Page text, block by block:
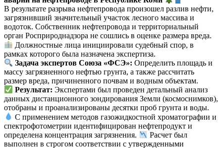
В результате разрыва нефтепровода произошел разлив нефти,
загрязнивший значительный участок лесного массива и
водоток. Собственник нефтепровода и территориальный
орган Росприроднадзора не сошлись в оценке размера вреда.
Должностные лица инициировали судебный спор, в
рамках которого была назначена экспертиза.
Задача экспертов Союза «ФСЭ»: Определить площадь и
массу загрязненного нефтью грунта, а также рассчитать
размер вреда, причиненного почвам и водным объектам.
Результат: Экспертами был проведен детальный анализ
данных дистанционного зондирования Земли (космоснимков),
отобраны и проанализированы десятки проб грунта и воды.
С применением методов газожидкостной хроматографии и
спектрофотометрии идентифицирован нефтепродукт и
определена концентрация загрязнения.
Расчет был
выполнен в строгом соответствии с утвержденными